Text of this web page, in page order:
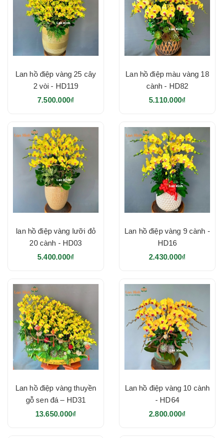
Lan hồ điệp vàng 25 cây
2 vòi - HD119
7.500.000₫
Lan hồ điệp màu vàng 18
cành - HD82
5.110.000₫
lan hồ điệp vàng lưỡi đỏ
20 cành - HD03
5.400.000₫
Lan hồ điệp vàng 9 cành -
HD16
2.430.000₫
Lan hồ điệp vàng thuyền
gỗ sen đá – HD31
13.650.000₫
Lan hồ điệp vàng 10 cành
- HD64
2.800.000₫